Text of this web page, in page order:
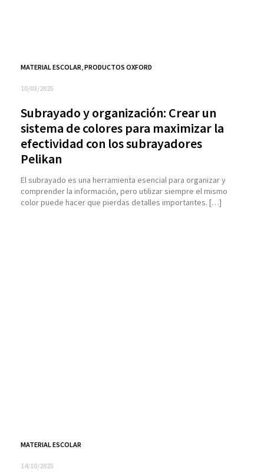
MATERIAL ESCOLAR,PRODUCTOS OXFORD
10/03/2025
Subrayado y organización: Crear un
sistema de colores para maximizar la
efectividad con los subrayadores
Pelikan
El subrayado es una herramienta esencial para organizar y
comprender la información, pero utilizar siempre el mismo
color puede hacer que pierdas detalles importantes. […]
MATERIAL ESCOLAR
14/10/2025